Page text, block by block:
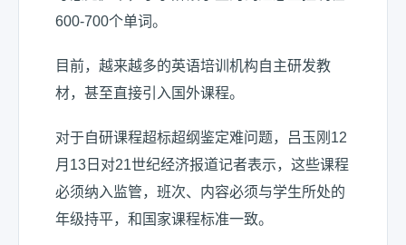
600-700个单词。
目前，越来越多的英语培训机构自主研发教
材，甚至直接引入国外课程。
对于自研课程超标超纲鉴定难问题，吕玉刚12
月13日对21世纪经济报道记者表示，这些课程
必须纳入监管，班次、内容必须与学生所处的
年级持平，和国家课程标准一致。